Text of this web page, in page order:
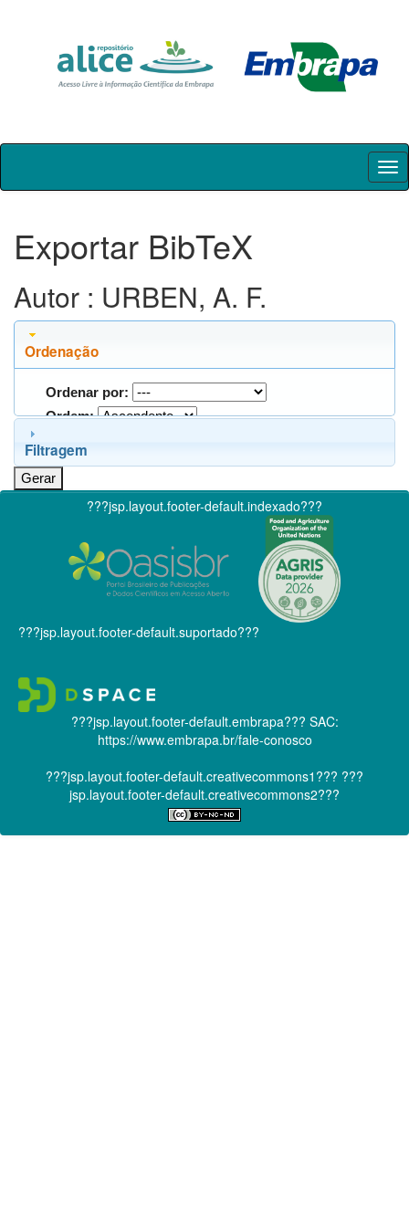
Skip
Exportar BibTeX
Autor : URBEN, A. F.
Ordenação
Ordenar por:
Ordem:
Filtragem
???jsp.layout.footer-default.indexado???
???jsp.layout.footer-default.suportado???
???jsp.layout.footer-default.embrapa??? SAC:
https://www.embrapa.br/fale-conosco
???jsp.layout.footer-default.creativecommons1??? ???
jsp.layout.footer-default.creativecommons2???